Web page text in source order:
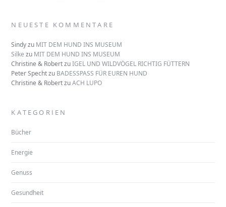
NEUESTE KOMMENTARE
Sindyzu MIT DEM HUND INS MUSEUM
Silke zu MIT DEM HUND INS MUSEUM
Christine & RobertzuIGEL UND WILDVÖGEL RICHTIG FÜTTERN
Peter Spechtzu BADESSPASS FÜR EUREN HUND
Christine & RobertzuACH LUPO
KATEGORIEN
Bücher
Energie
Genuss
Gesundheit